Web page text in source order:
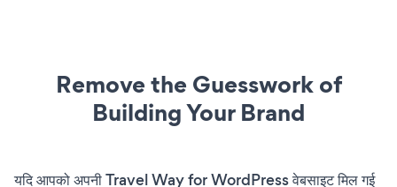
Remove the Guesswork of
Building Your Brand
यदि आपको अपनी Travel Way for WordPress वेबसाइट मिल गई